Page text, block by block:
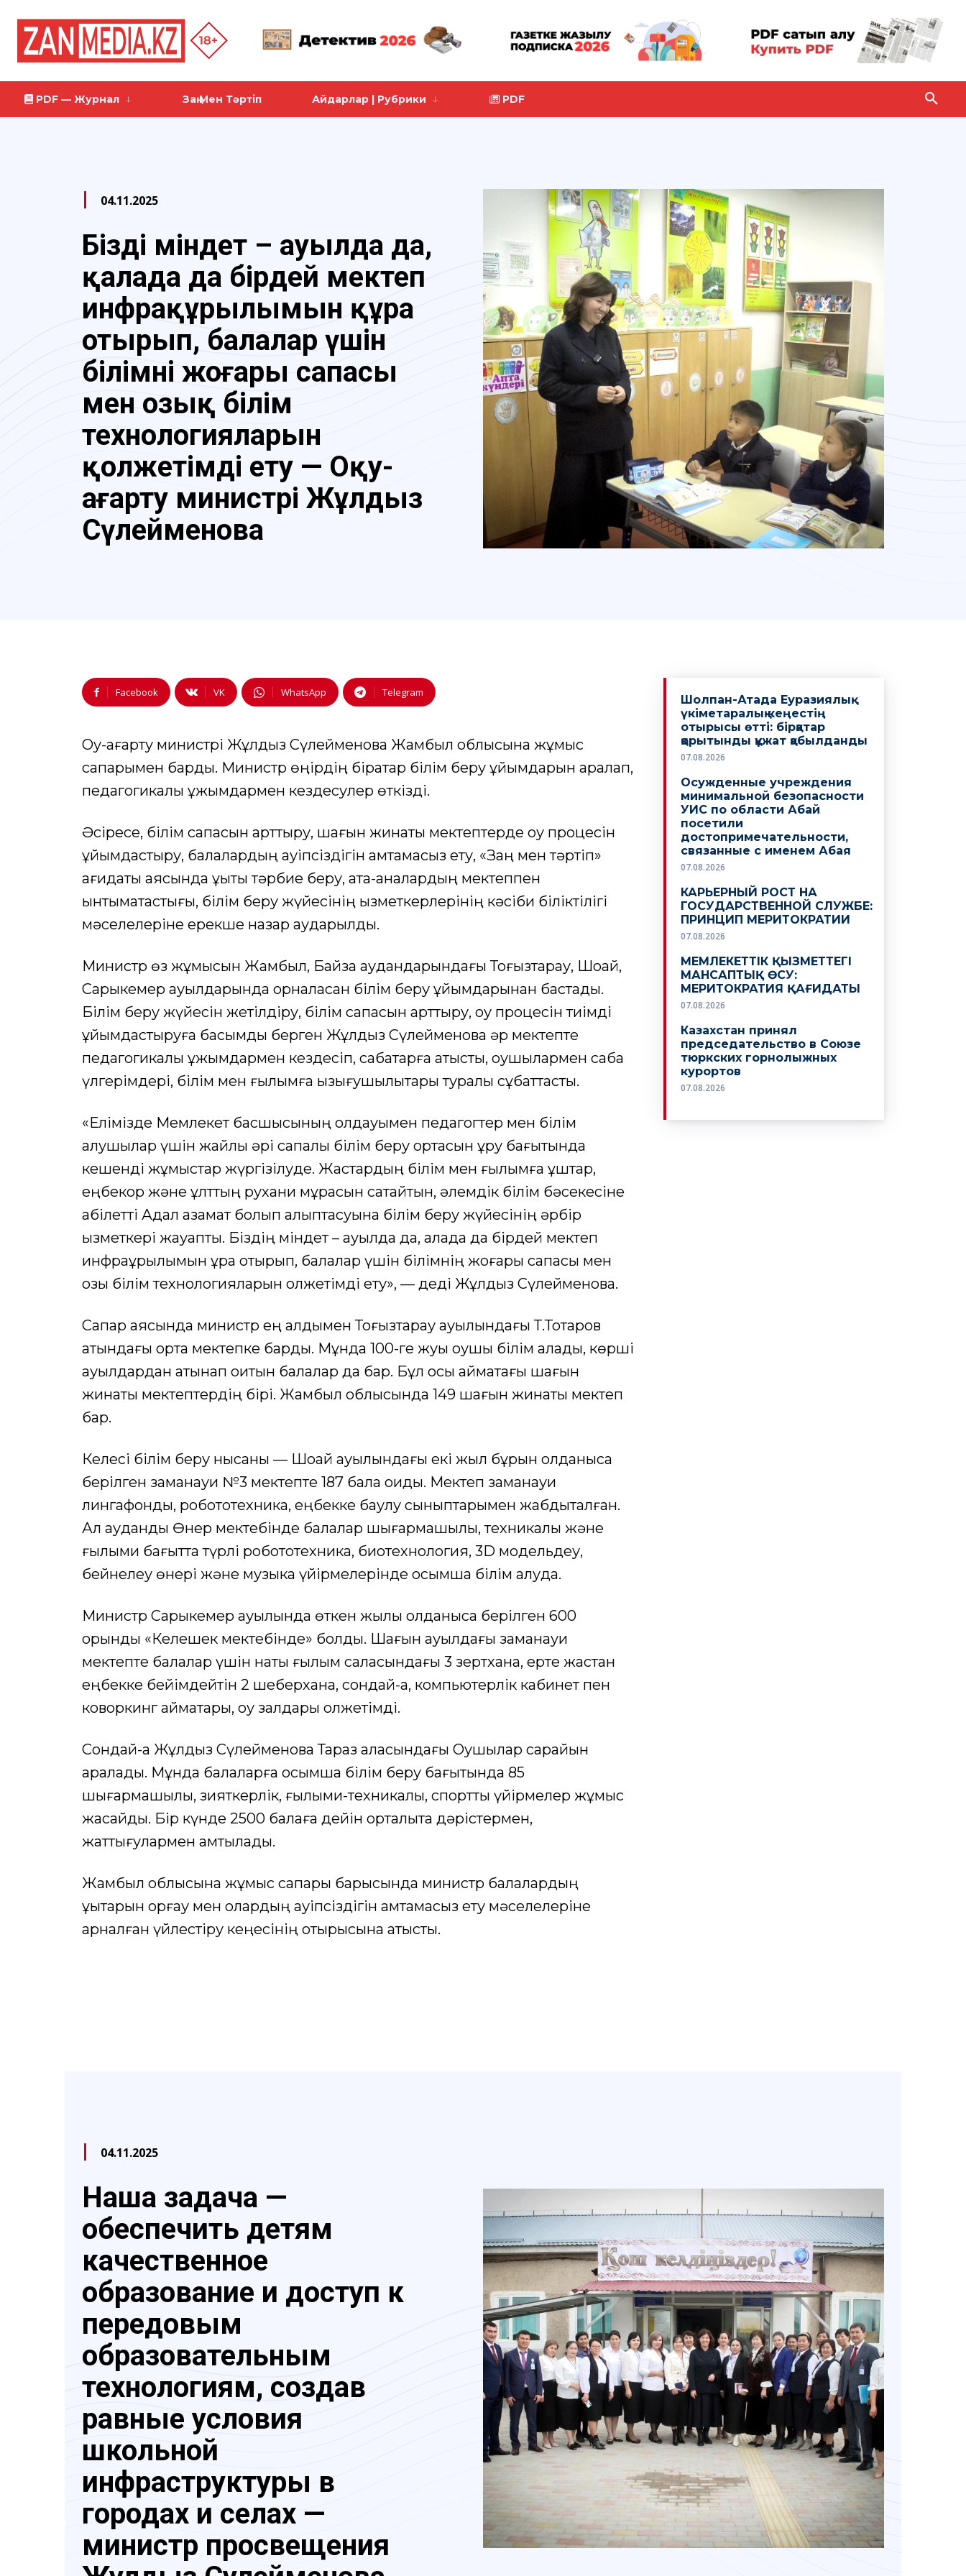
PDF — Журнал Заң Мен Тәртіп Айдарлар | Рубрики PDF
04.11.2025
Біздің міндет – ауылда да,
қалада да бірдей мектеп
инфрақұрылымын құра
отырып, балалар үшін
білімнің жоғары сапасы
мен озық білім
технологияларын
қолжетімді ету — Оқу-
ағарту министрі Жұлдыз
Сүлейменова
Facebook VK WhatsApp Telegram
Оқу-ағарту министрі Жұлдыз Сүлейменова Жамбыл облысына жұмыс
сапарымен барды. Министр өңірдің бірқатар білім беру ұйымдарын аралап,
педагогикалық ұжымдармен кездесулер өткізді.
Әсіресе, білім сапасын арттыру, шағын жинақты мектептерде оқу процесін
ұйымдастыру, балалардың қауіпсіздігін қамтамасыз ету, «Заң мен тәртіп»
қағидаты аясында құқықтық тәрбие беру, ата-аналардың мектеппен
ынтымақтастығы, білім беру жүйесінің қызметкерлерінің кәсіби біліктілігі
мәселелеріне ерекше назар аударылды.
Министр өз жұмысын Жамбыл, Байзақ аудандарындағы Тоғызтарау, Шоқай,
Сарыкемер ауылдарында орналасқан білім беру ұйымдарынан бастады.
Білім беру жүйесін жетілдіру, білім сапасын арттыру, оқу процесін тиімді
ұйымдастыруға басымдық берген Жұлдыз Сүлейменова әр мектепте
педагогикалық ұжымдармен кездесіп, сабақтарға қатысты, оқушылармен сабақ
үлгерімдері, білім мен ғылымға қызығушылықтары туралы сұқбаттасты.
«Елімізде Мемлекет басшысының қолдауымен педагогтер мен білім
алушылар үшін жайлы әрі сапалы білім беру ортасын құру бағытында
кешенді жұмыстар жүргізілуде. Жастардың білім мен ғылымға құштар,
еңбекқор және ұлттың рухани мұрасын сақтайтын, әлемдік білім бәсекесіне
қабілетті Адал азамат болып қалыптасуына білім беру жүйесінің әрбір
қызметкері жауапты. Біздің міндет – ауылда да, қалада да бірдей мектеп
инфрақұрылымын құра отырып, балалар үшін білімнің жоғары сапасы мен
озық білім технологияларын қолжетімді ету», — деді Жұлдыз Сүлейменова.
Сапар аясында министр ең алдымен Тоғызтарау ауылындағы Т.Тоқтаров
атындағы орта мектепке барды. Мұнда 100-ге жуық оқушы білім алады, көрші
ауылдардан қатынап оқитын балалар да бар. Бұл осы аймақтағы шағын
жинақты мектептердің бірі. Жамбыл облысында 149 шағын жинақты мектеп
бар.
Келесі білім беру нысаны — Шоқай ауылындағы екі жыл бұрын қолданысқа
берілген заманауи №3 мектепте 187 бала оқиды. Мектеп заманауи
лингафондық, робототехника, еңбекке баулу сыныптарымен жабдықталған.
Ал аудандық Өнер мектебінде балалар шығармашылық, техникалық және
ғылыми бағытта түрлі робототехника, биотехнология, 3D модельдеу,
бейнелеу өнері және музыка үйірмелерінде қосымша білім алуда.
Министр Сарыкемер ауылында өткен жылы қолданысқа берілген 600
орындық «Келешек мектебінде» болды. Шағын ауылдағы заманауи
мектепте балалар үшін нақты ғылым саласындағы 3 зертхана, ерте жастан
еңбекке бейімдейтін 2 шеберхана, сондай-ақ, компьютерлік кабинет пен
коворкинг аймақтары, оқу залдары қолжетімді.
Сондай-ақ Жұлдыз Сүлейменова Тараз қаласындағы Оқушылар сарайын
аралады. Мұнда балаларға қосымша білім беру бағытында 85
шығармашылық, зияткерлік, ғылыми-техникалық, спорттық үйірмелер жұмыс
жасайды. Бір күнде 2500 балаға дейін орталықта дәрістермен,
жаттығулармен қамтылады.
Жамбыл облысына жұмыс сапары барысында министр балалардың
құқықтарын қорғау мен олардың қауіпсіздігін қамтамасыз ету мәселелеріне
арналған үйлестіру кеңесінің отырысына қатысты.
Шолпан-Атада Еуразиялық
үкіметаралық кеңестің
отырысы өтті: бірқатар
қорытынды құжат қабылданды
07.08.2026
Осужденные учреждения
минимальной безопасности
УИС по области Абай
посетили
достопримечательности,
связанные с именем Абая
07.08.2026
КАРЬЕРНЫЙ РОСТ НА
ГОСУДАРСТВЕННОЙ СЛУЖБЕ:
ПРИНЦИП МЕРИТОКРАТИИ
07.08.2026
МЕМЛЕКЕТТІК ҚЫЗМЕТТЕГІ
МАНСАПТЫҚ ӨСУ:
МЕРИТОКРАТИЯ ҚАҒИДАТЫ
07.08.2026
Казахстан принял
председательство в Союзе
тюркских горнолыжных
курортов
07.08.2026